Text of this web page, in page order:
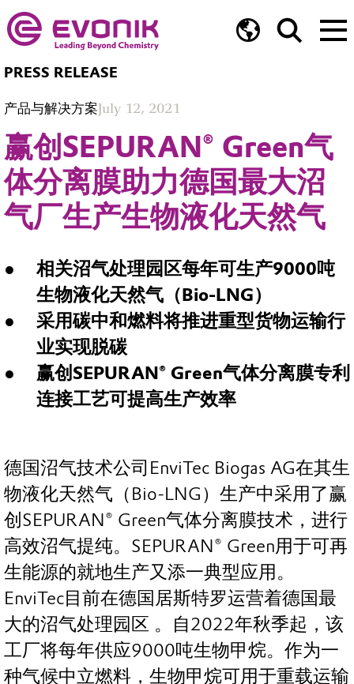
PRESS RELEASE
产品与解决方案July 12, 2021
赢创SEPURAN® Green气
体分离膜助力德国最大沼
气厂生产生物液化天然气
相关沼气处理园区每年可生产9000吨
生物液化天然气（Bio-LNG）
采用碳中和燃料将推进重型货物运输行
业实现脱碳
赢创SEPURAN® Green气体分离膜专利
连接工艺可提高生产效率
德国沼气技术公司EnviTec Biogas AG在其生
物液化天然气（Bio-LNG）生产中采用了赢
创SEPURAN® Green气体分离膜技术，进行
高效沼气提纯。SEPURAN® Green用于可再
生能源的就地生产又添一典型应用。
EnviTec目前在德国居斯特罗运营着德国最
大的沼气处理园区 。自2022年秋季起，该
工厂将每年供应9000吨生物甲烷。作为一
种气候中立燃料，生物甲烷可用于重载运输